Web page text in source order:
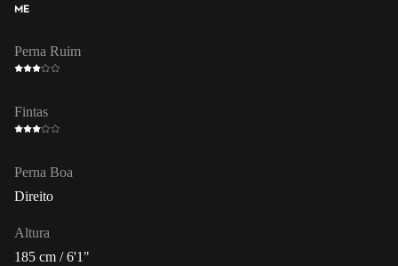
ME
Perna Ruim
Fintas
Perna Boa
Direito
Altura
185 cm / 6'1"